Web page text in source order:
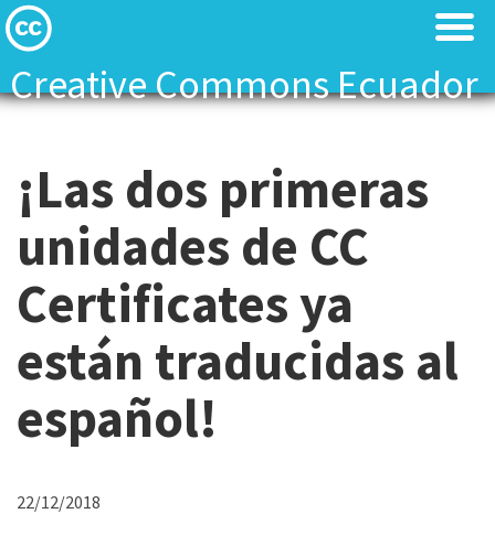
Creative Commons Ecuador
Find Resources
About
Local News
Contact
Find Resources
About
Local News
Contact
¡Las dos primeras
unidades de CC
Certificates ya
están traducidas al
español!
L
22/12/2018